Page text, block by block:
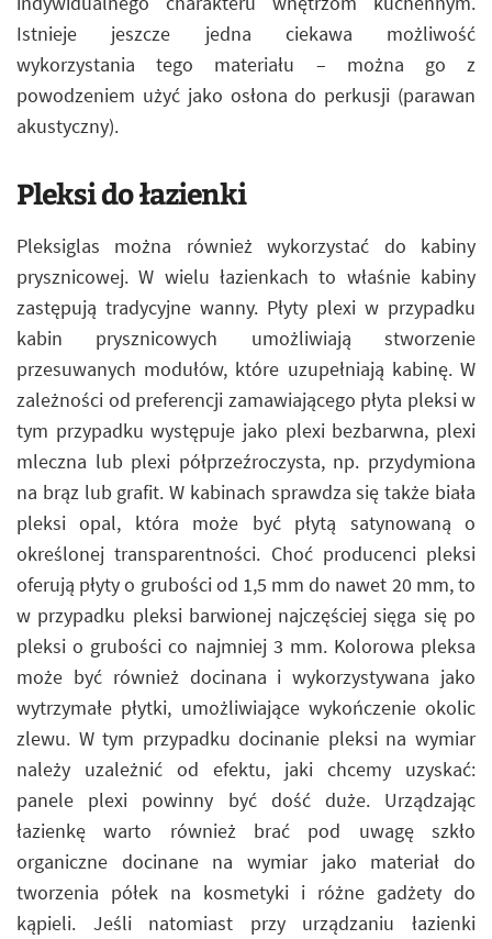
Istnieje jeszcze jedna ciekawa możliwość
wykorzystania tego materiału – można go z
powodzeniem użyć jako osłona do perkusji (parawan
akustyczny).
Pleksi do łazienki
Pleksiglas można również wykorzystać do kabiny
prysznicowej. W wielu łazienkach to właśnie kabiny
zastępują tradycyjne wanny. Płyty plexi w przypadku
kabin prysznicowych umożliwiają stworzenie
przesuwanych modułów, które uzupełniają kabinę. W
zależności od preferencji zamawiającego płyta pleksi w
tym przypadku występuje jako plexi bezbarwna, plexi
mleczna lub plexi półprzeźroczysta, np. przydymiona
na brąz lub grafit. W kabinach sprawdza się także biała
pleksi opal, która może być płytą satynowaną o
określonej transparentności. Choć producenci pleksi
oferują płyty o grubości od 1,5 mm do nawet 20 mm, to
w przypadku pleksi barwionej najczęściej sięga się po
pleksi o grubości co najmniej 3 mm. Kolorowa pleksa
może być również docinana i wykorzystywana jako
wytrzymałe płytki, umożliwiające wykończenie okolic
zlewu. W tym przypadku docinanie pleksi na wymiar
należy uzależnić od efektu, jaki chcemy uzyskać:
panele plexi powinny być dość duże. Urządzając
łazienkę warto również brać pod uwagę szkło
organiczne docinane na wymiar jako materiał do
tworzenia półek na kosmetyki i różne gadżety do
kąpieli. Jeśli natomiast przy urządzaniu łazienki